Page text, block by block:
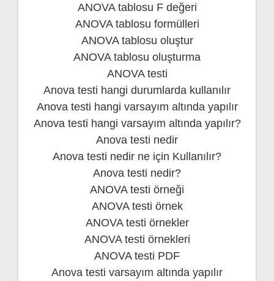
ANOVA tablosu F değeri
ANOVA tablosu formülleri
ANOVA tablosu oluştur
ANOVA tablosu oluşturma
ANOVA testi
Anova testi hangi durumlarda kullanılır
Anova testi hangi varsayım altında yapılır
Anova testi hangi varsayım altında yapılır?
Anova testi nedir
Anova testi nedir ne için Kullanılır?
Anova testi nedir?
ANOVA testi örneği
ANOVA testi örnek
ANOVA testi örnekler
ANOVA testi örnekleri
ANOVA testi PDF
Anova testi varsayım altında yapılır